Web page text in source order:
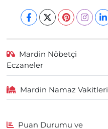
Mardin Nöbetçi
Eczaneler
Mardin Namaz Vakitleri
Puan Durumu ve